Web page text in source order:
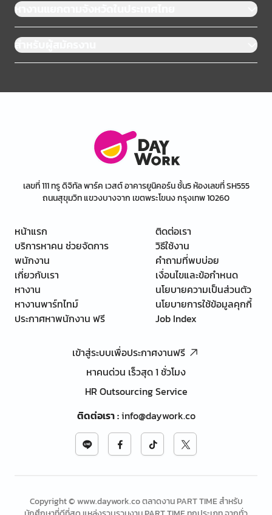
หางานแยกตามจังหวัดในประเทศไทย
สำหรับผู้สมัครงาน
เลขที่ 111 ทรู ดิจิทัล พาร์ค เวสต์ อาคารยูนิคอร์น ชั้น5 ห้องเลขที่ SH555
ถนนสุขุมวิท แขวงบางจาก เขตพระโขนง กรุงเทพ 10260
หน้าแรก
บริการหาคน ช่วยจัดการ
พนักงาน
เกี่ยวกับเรา
หางาน
หางานพาร์ทไทม์
ประกาศหาพนักงาน ฟรี
ติดต่อเรา
วิธีใช้งาน
คำถามที่พบบ่อย
เงื่อนไขและข้อกำหนด
นโยบายความเป็นส่วนตัว
นโยบายการใช้ข้อมูลคุกกี้
Job Index
เข้าสู่ระบบเพื่อประกาศงานฟรี
หาคนด่วน เร็วสุด 1 ชั่วโมง
HR Outsourcing Service
ติดต่อเรา:info@daywork.co
Copyright © www.daywork.co ตลาดงาน PART TIME สำหรับ